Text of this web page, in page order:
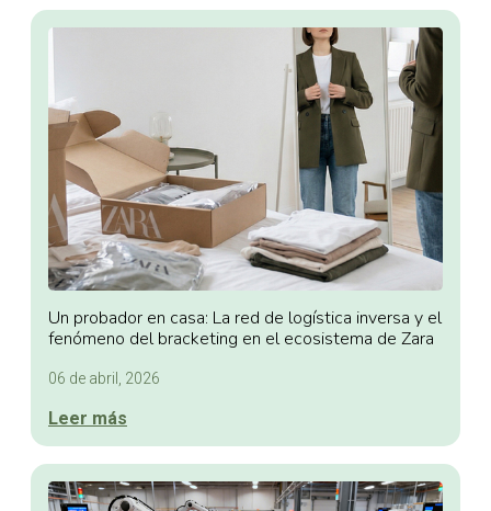
Un probador en casa: La red de logística inversa y el
fenómeno del bracketing en el ecosistema de Zara
06 de abril, 2026
Leer más